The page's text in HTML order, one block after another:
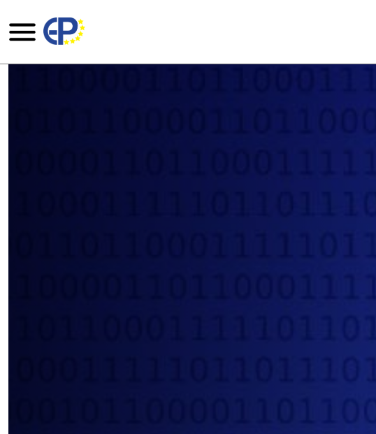
Overslaan en naar de inhoud gaan